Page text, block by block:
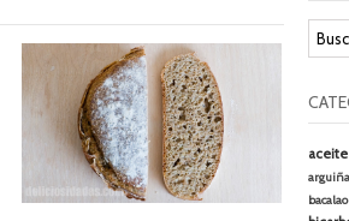
aceite
bacalao